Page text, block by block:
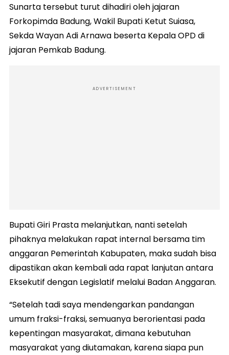
Sunarta tersebut turut dihadiri oleh jajaran
Forkopimda Badung, Wakil Bupati Ketut Suiasa,
Sekda Wayan Adi Arnawa beserta Kepala OPD di
jajaran Pemkab Badung.
ADVERTISEMENT
Bupati Giri Prasta melanjutkan, nanti setelah
pihaknya melakukan rapat internal bersama tim
anggaran Pemerintah Kabupaten, maka sudah bisa
dipastikan akan kembali ada rapat lanjutan antara
Eksekutif dengan Legislatif melalui Badan Anggaran.
“Setelah tadi saya mendengarkan pandangan
umum fraksi-fraksi, semuanya berorientasi pada
kepentingan masyarakat, dimana kebutuhan
masyarakat yang diutamakan, karena siapa pun